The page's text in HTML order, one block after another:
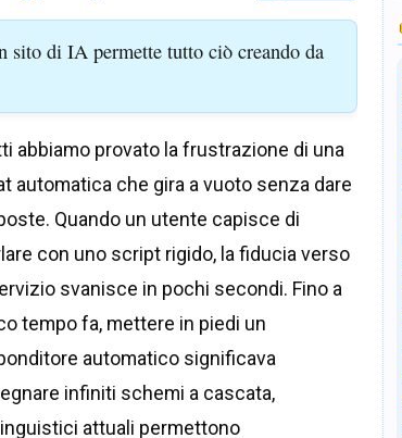
sito di IA permette tutto ciò creando da
abbiamo provato la frustrazione di una
automatica che gira a vuoto senza dare
Quando un utente capisce di
con uno script rigido, la fiducia verso
svanisce in pochi secondi. Fino a
tempo fa, mettere in piedi un
automatico significava
infiniti schemi a cascata,
attuali permettono